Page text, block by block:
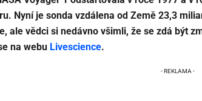
Nyní je sonda vzdálena od Země 23,3
ale vědci si nedávno všimli, že se zdá být
na webu Livescience.